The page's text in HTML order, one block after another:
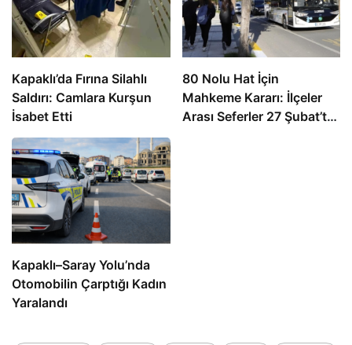
Kapaklı’da Fırına Silahlı
Saldırı: Camlara Kurşun
İsabet Etti
80 Nolu Hat İçin
Mahkeme Kararı: İlçeler
Arası Seferler 27 Şubat’ta
Kapaklı–Saray Yolu’nda
Otomobilin Çarptığı Kadın
Yaralandı